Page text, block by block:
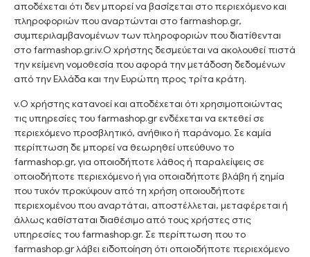
αποδέχεται ότι δεν μπορεί να βασίζεται στο περιεχόμενο και
πληροφοριών που αναρτώνται στο farmashop.gr,
συμπεριλαμβανομένων των πληροφοριών που διατίθενται
στο farmashop.gr.iv.Ο χρήστης δεσμεύεται να ακολουθεί πιστά
την κείμενη νομοθεσία που αφορά την μετάδοση δεδομένων
από την Ελλάδα και την Ευρώπη προς τρίτα κράτη.
v.Ο χρήστης κατανοεί και αποδέχεται ότι χρησιμοποιώντας
τις υπηρεσίες του farmashop.gr ενδέχεται να εκτεθεί σε
περιεχόμενο προσβλητικό, ανήθικο ή παράνομο. Σε καμία
περίπτωση δε μπορεί να θεωρηθεί υπεύθυνο το
farmashop.gr, για οποιοδήποτε λάθος ή παραλείψεις σε
οποιοδήποτε περιεχόμενο ή για οποιαδήποτε βλάβη ή ζημία
που τυχόν προκύψουν από τη χρήση οποιουδήποτε
περιεχομένου που αναρτάται, αποστέλλεται, μεταφέρεται ή
άλλως καθίσταται διαθέσιμο από τους χρήστες στις
υπηρεσίες του farmashop.gr. Σε περίπτωση που το
farmashop.gr λάβει ειδοποίηση ότι οποιοδήποτε περιεχόμενο